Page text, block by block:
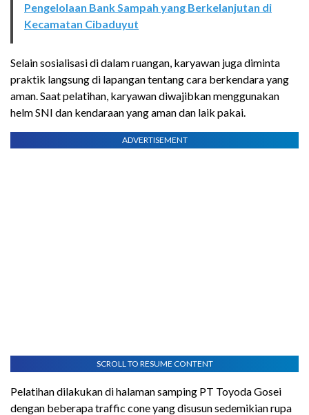
Pengelolaan Bank Sampah yang Berkelanjutan di
Kecamatan Cibaduyut
Selain sosialisasi di dalam ruangan, karyawan juga diminta
praktik langsung di lapangan tentang cara berkendara yang
aman. Saat pelatihan, karyawan diwajibkan menggunakan
helm SNI dan kendaraan yang aman dan laik pakai.
ADVERTISEMENT
SCROLL TO RESUME CONTENT
Pelatihan dilakukan di halaman samping PT Toyoda Gosei
dengan beberapa traffic cone yang disusun sedemikian rupa